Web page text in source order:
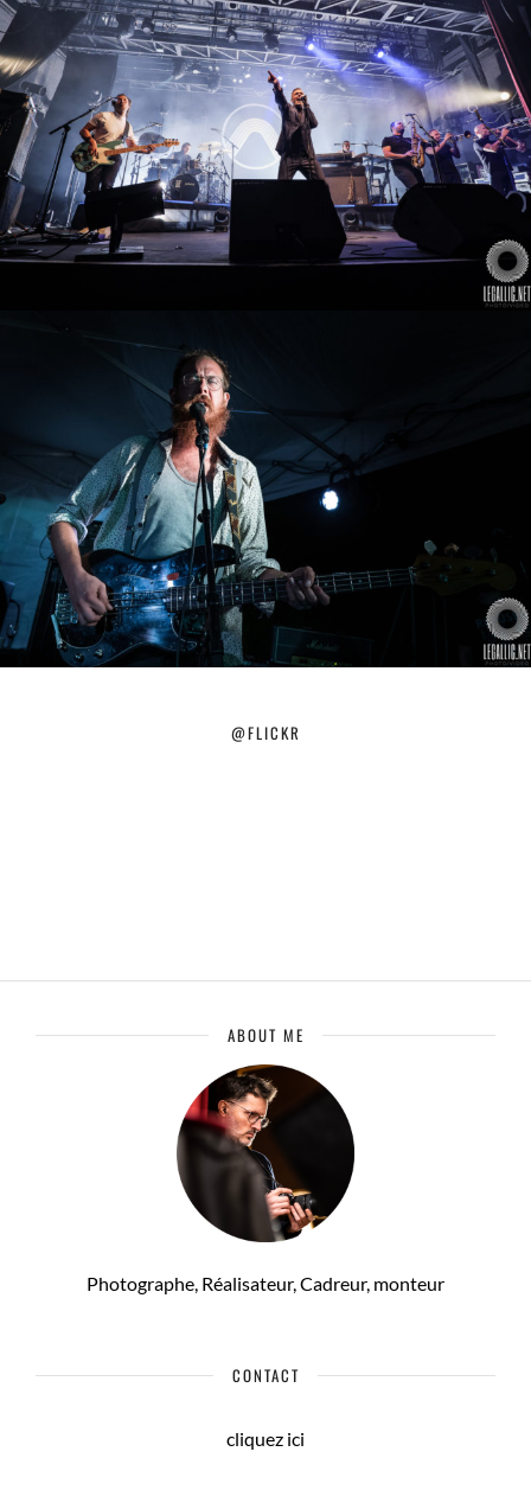
@FLICKR
ABOUT ME
Photographe, Réalisateur, Cadreur, monteur
CONTACT
cliquez ici